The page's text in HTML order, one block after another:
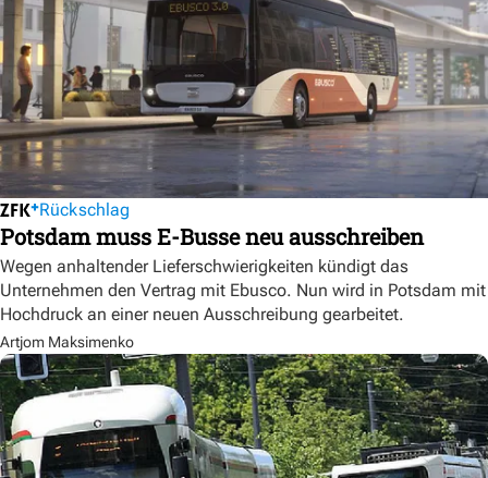
Rückschlag
Potsdam muss E-Busse neu ausschreiben
Wegen anhaltender Lieferschwierigkeiten kündigt das
Unternehmen den Vertrag mit Ebusco. Nun wird in Potsdam mit
Hochdruck an einer neuen Ausschreibung gearbeitet.
Artjom Maksimenko